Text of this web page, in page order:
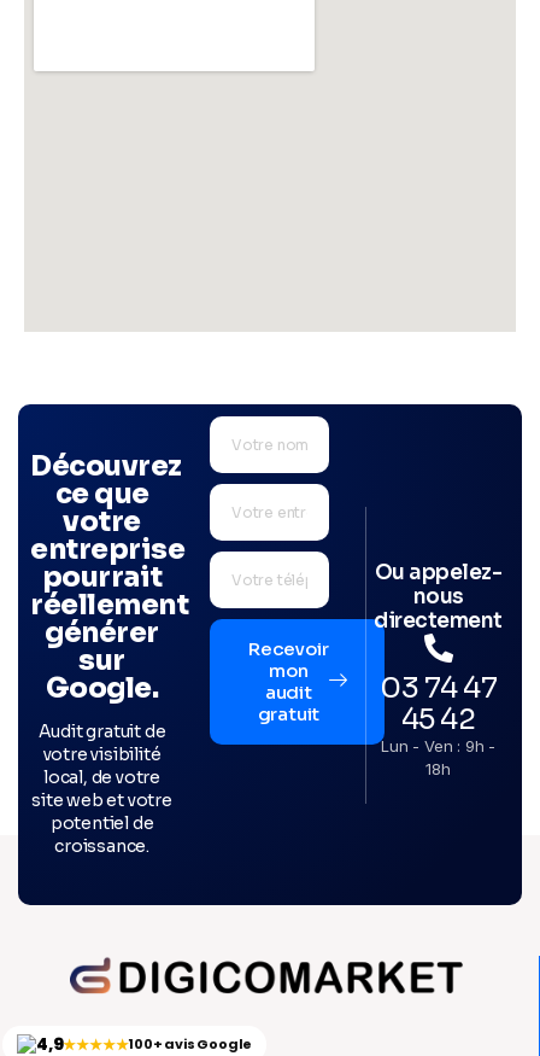
Découvrez
ce que
votre
entreprise
pourrait
réellement
générer
sur
Google.
Audit gratuit de
votre visibilité
local, de votre
site web et votre
potentiel de
croissance.
Recevoir
mon
audit
gratuit
Ou appelez-
nous
directement
03 74 47
45 42
Lun - Ven : 9h -
18h
4,9★★★★★100+ avis Google